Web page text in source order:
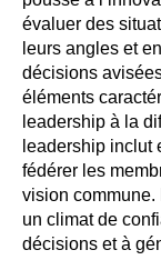
évaluer des
leurs angles et
décisions
éléments
leadership à la
leadership inclut
fédérer les
vision commune.
un climat de
décisions et à